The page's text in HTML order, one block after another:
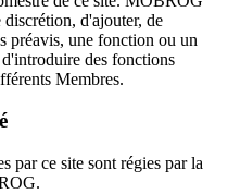
discrétion, d'ajouter, de
préavis, une fonction ou un
des fonctions
Membres.
par ce site sont régies par la